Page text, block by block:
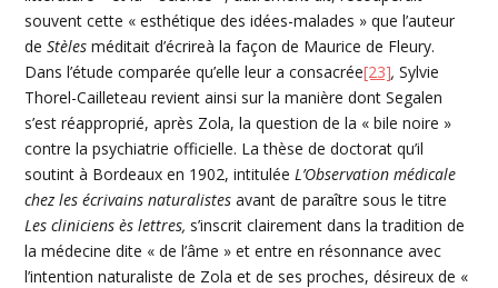
souvent cette « esthétique des idées-malades » que l’auteur
deStèlesméditait d’écrireà la façon de Maurice de Fleury.
Dans l’étude comparée qu’elle leur a consacrée[23], Sylvie
Thorel-Cailleteau revient ainsi sur la manière dont Segalen
s’est réapproprié, après Zola, la question de la « bile noire »
contre la psychiatrie officielle. La thèse de doctorat qu’il
soutint à Bordeaux en 1902, intitulée L’Observation médicale
chez les écrivains naturalistes avant de paraître sous le titre
Les cliniciens ès lettres, s’inscrit clairement dans la tradition de
la médecine dite « de l’âme » et entre en résonnance avec
l’intention naturaliste de Zola et de ses proches, désireux de «